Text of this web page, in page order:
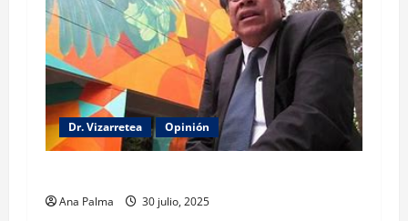
Dr. Vizarretea Opinión
Ana Palma 30 julio, 2025